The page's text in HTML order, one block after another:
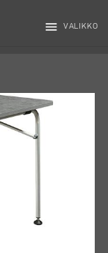
menu VALIKKO